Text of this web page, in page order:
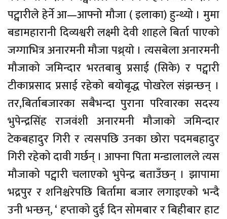
पट्वारीले हेर्ने आ—आफ्नो मौजा ( इलाका) हुन्थ्यो । मुमा
बडामहारानी दिव्यश्वरी लक्ष्मी देवी शाहले बिर्ता पाएको
जग्गाभित्र अनारमनी मौजा पथ्र्याे । त्यसबेला अनारमनी
मौजाको जमिन्दार भरतबाबु प्रसाई (सिके) र पट्वारी
टीकाप्रसाद प्रसाई रहेको बयोबृद्ध पोखरेल संझन्छन् ।
तर,बिर्ताबजारका सबैभन्दा पुराना परिवारका सदस्य
भुपेन्द्रसिंह राजवंशी अनारमनी मौजाको जमिन्दार
टेकबहादुर गिरी र त्यसपछि उनका छोरा पदमबहादुर
गिरी रहेको दावी गर्छन् । आफ्ना पिता मन्डालालले त्यस
मौजाको पट्वारी चलाएको भुपेन्द्र बताउँछन् । झापामा
भद्रपुर र शनिश्चरेपछि बिर्तामा बजार लगाइएको भन्दै
उनी भन्छन्, ‘ हप्ताको दुई दिन सोमबार र बिहीबार हाट